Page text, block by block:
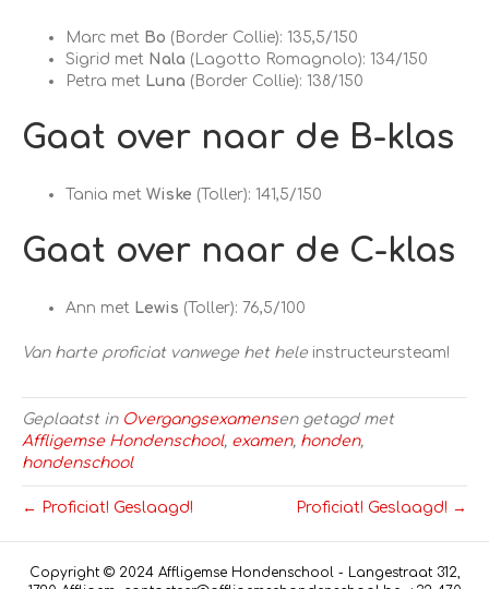
Marc met Bo (Border Collie): 135,5/150
Sigrid met Nala (Lagotto Romagnolo): 134/150
Petra met Luna (Border Collie): 138/150
Gaat over naar de B-klas
Tania met Wiske (Toller): 141,5/150
Gaat over naar de C-klas
Ann met Lewis (Toller): 76,5/100
Van harte proficiat vanwege het hele instructeursteam!
Geplaatst in Overgangsexamensen getagd met
Affligemse Hondenschool, examen, honden,
hondenschool
← Proficiat! Geslaagd! Proficiat! Geslaagd! →
Copyright © 2024 Affligemse Hondenschool - Langestraat 312,